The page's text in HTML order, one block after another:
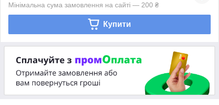
Мінімальна сума замовлення на сайті — 200 ₴
Купити